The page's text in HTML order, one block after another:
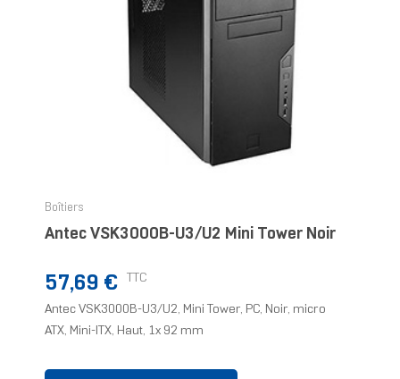
Boîtiers
Antec VSK3000B-U3/U2 Mini Tower Noir
Prix
57,69 € TTC
Antec VSK3000B-U3/U2, Mini Tower, PC, Noir, micro
ATX, Mini-ITX, Haut, 1x 92 mm